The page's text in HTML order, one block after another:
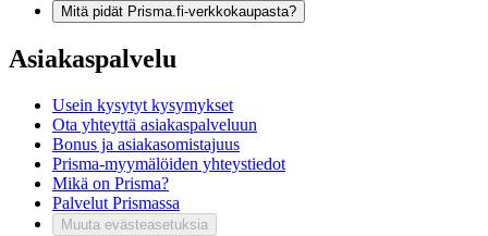
Mitä pidät Prisma.fi-verkkokaupasta?
Asiakaspalvelu
Usein kysytyt kysymykset
Ota yhteyttä asiakaspalveluun
Bonus ja asiakasomistajuus
Prisma-myymälöiden yhteystiedot
Mikä on Prisma?
Palvelut Prismassa
Muuta evästeasetuksia